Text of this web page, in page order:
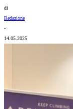
di
Redazione
-
14.05.2025